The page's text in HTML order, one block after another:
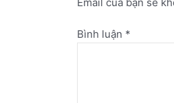
Bình luận *